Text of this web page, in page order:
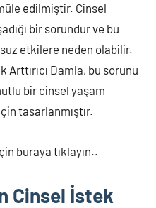
edilmiştir. Cinsel
bir sorundur ve bu
etkilere neden olabilir.
Damla, bu sorunu
bir cinsel yaşam
tasarlanmıştır.
buraya tıklayın..
Cinsel İstek